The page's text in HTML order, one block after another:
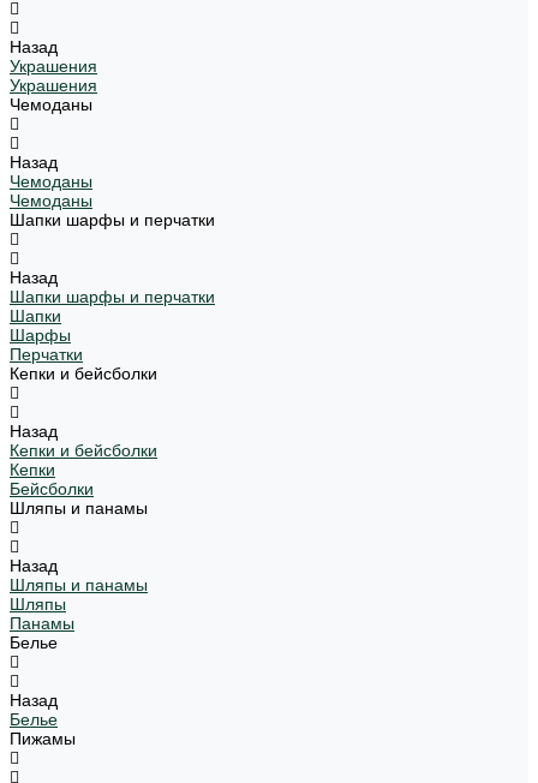
Назад
Украшения
Украшения
Чемоданы
Назад
Чемоданы
Чемоданы
Шапки шарфы и перчатки
Назад
Шапки шарфы и перчатки
Шапки
Шарфы
Перчатки
Кепки и бейсболки
Назад
Кепки и бейсболки
Кепки
Бейсболки
Шляпы и панамы
Назад
Шляпы и панамы
Шляпы
Панамы
Белье
Назад
Белье
Пижамы